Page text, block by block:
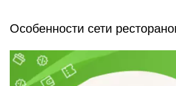
Особенности сети